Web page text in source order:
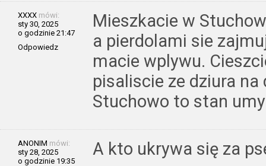
XXXX mówi:
sty 30, 2025
o godzinie 21:47
Odpowiedz
Mieszkacie w
a pierdolami sie
macie wplywu.
pisaliscie ze dziura na
Stuchowo to stan
ANONIM mówi:
sty 28, 2025
o godzinie 19:35
A kto ukrywa się za